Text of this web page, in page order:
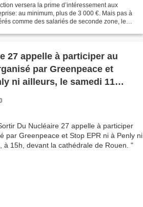
versera la prime d’intéressement aux
au minimum, plus de 3 000 €. Mais pas à
comme des salariés de seconde zone, les
27 appelle à participer au
par Greenpeace et
ni ailleurs, le samedi 11